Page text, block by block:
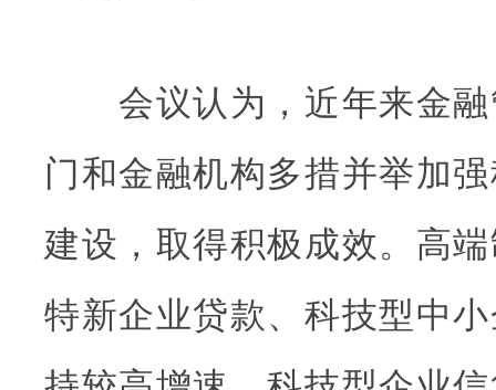
会议认为，近年来金融
门和金融机构多措并举加
建设，取得积极成效。高
特新企业贷款、科技型中